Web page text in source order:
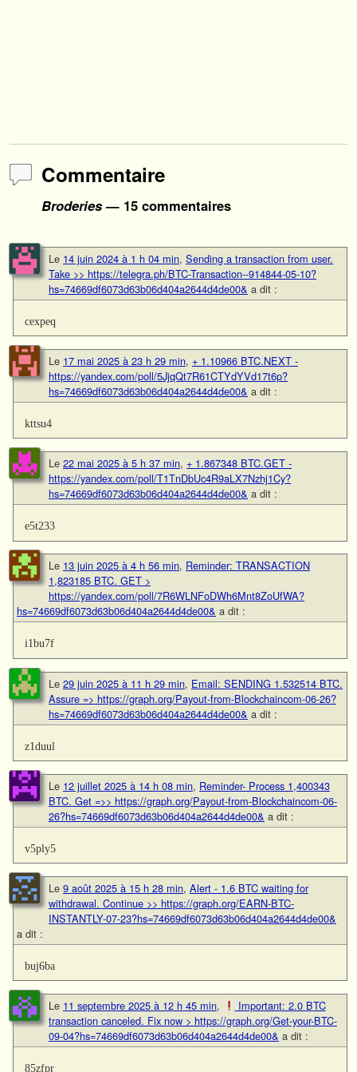
Commentaire
Broderies— 15 commentaires
Le 14 juin 2024 à 1 h 04 min, Sending a transaction from user.
Take >> https://telegra.ph/BTC-Transaction--914844-05-10?
hs=74669df6073d63b06d404a2644d4de00& a dit :
cexpeq
Le 17 mai 2025 à 23 h 29 min, + 1.10966 BTC.NEXT -
https://yandex.com/poll/5JjqQt7R61CTYdYVd17t6p?
hs=74669df6073d63b06d404a2644d4de00& a dit :
kttsu4
Le 22 mai 2025 à 5 h 37 min, + 1.867348 BTC.GET -
https://yandex.com/poll/T1TnDbUc4R9aLX7Nzhj1Cy?
hs=74669df6073d63b06d404a2644d4de00& a dit :
e5t233
Le 13 juin 2025 à 4 h 56 min, Reminder: TRANSACTION
1,823185 BTC. GET >
https://yandex.com/poll/7R6WLNFoDWh6Mnt8ZoUfWA?
hs=74669df6073d63b06d404a2644d4de00& a dit :
i1bu7f
Le 29 juin 2025 à 11 h 29 min, Email: SENDING 1.532514 BTC.
Assure => https://graph.org/Payout-from-Blockchaincom-06-26?
hs=74669df6073d63b06d404a2644d4de00& a dit :
z1duul
Le 12 juillet 2025 à 14 h 08 min, Reminder- Process 1,400343
BTC. Get =>> https://graph.org/Payout-from-Blockchaincom-06-
26?hs=74669df6073d63b06d404a2644d4de00& a dit :
v5ply5
Le 9 août 2025 à 15 h 28 min, Alert - 1.6 BTC waiting for
withdrawal. Continue >> https://graph.org/EARN-BTC-
INSTANTLY-07-23?hs=74669df6073d63b06d404a2644d4de00&
a dit :
buj6ba
Le 11 septembre 2025 à 12 h 45 min,
Important: 2.0 BTC
transaction canceled. Fix now > https://graph.org/Get-your-BTC-
09-04?hs=74669df6073d63b06d404a2644d4de00& a dit :
85zfpr